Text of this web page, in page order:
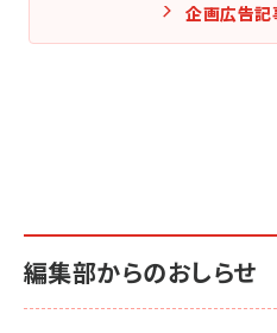
企画広告記
編集部からのおしらせ